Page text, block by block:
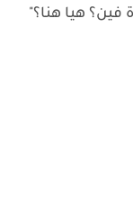
هيا هنا؟"